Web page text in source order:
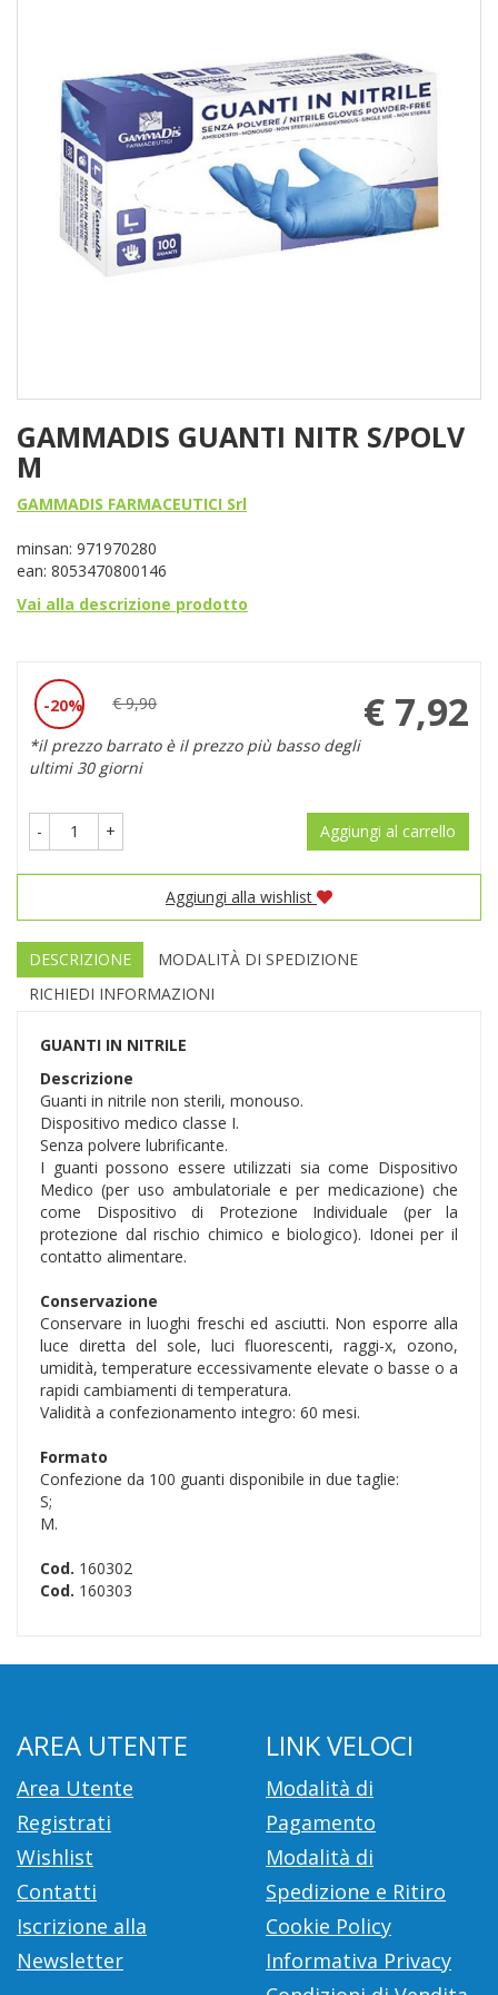
GAMMADIS GUANTI NITR S/POLV
M
GAMMADIS FARMACEUTICI Srl
minsan: 971970280
ean: 8053470800146
Vai alla descrizione prodotto
Sconto
20% € 9,90
Prezzo
scontato
€ 7,92
*il prezzo barrato è il prezzo più basso degli
ultimi 30 giorni
- + Aggiungi al carrello
Aggiungi alla wishlist
DESCRIZIONE
MODALITÀ DI SPEDIZIONE
RICHIEDI INFORMAZIONI
GUANTI IN NITRILE
Descrizione
Guanti in nitrile non sterili, monouso.
Dispositivo medico classe I.
Senza polvere lubrificante.
I guanti possono essere utilizzati sia come Dispositivo
Medico (per uso ambulatoriale e per medicazione) che
come Dispositivo di Protezione Individuale (per la
protezione dal rischio chimico e biologico). Idonei per il
contatto alimentare.
Conservazione
Conservare in luoghi freschi ed asciutti. Non esporre alla
luce diretta del sole, luci fluorescenti, raggi-x, ozono,
umidità, temperature eccessivamente elevate o basse o a
rapidi cambiamenti di temperatura.
Validità a confezionamento integro: 60 mesi.
Formato
Confezione da 100 guanti disponibile in due taglie:
S;
M.
Cod. 160302
Cod. 160303
AREA UTENTE
Area Utente
Registrati
Wishlist
Contatti
Iscrizione alla
Newsletter
LINK VELOCI
Modalità di
Pagamento
Modalità di
Spedizione e Ritiro
Cookie Policy
Informativa Privacy